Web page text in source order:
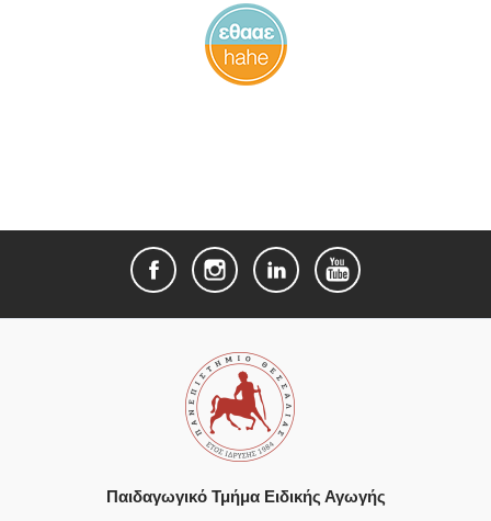
Παιδαγωγικό Τμήμα Ειδικής Αγωγής